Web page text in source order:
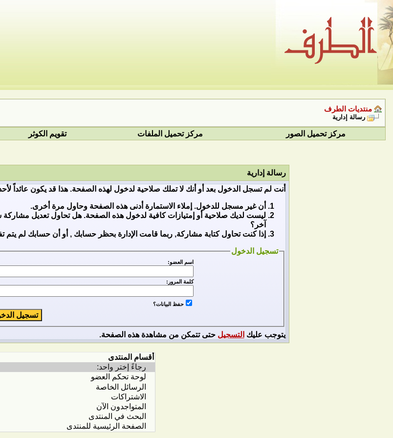
منتديات الطرف
رسالة إدارية
مركز تحميل الصور
مركز تحميل الملفات تقويم الكوثر
رسالة إدارية
أنت لم تسجل الدخول بعد أو أنك لا تملك صلاحية لدخول لهذه الصفحة. هذا قد يكون عائداً
أن غير مسجل للدخول. إملاء الاستمارة أدنى هذه الصفحة وحاول مرة أخرى.
ليست لديك صلاحية أو إمتيازات كافية لدخول هذه الصفحة. هل تحاول تعديل
آخر؟
إذا كنت تحاول كتابة مشاركة, ربما قامت الإدارة بحظر حسابك , أو أن حسابك لم يتم
تسجيل الدخول
اسم العضو:
كلمة المرور:
حفظ البيانات؟
يتوجب عليك التسجيل حتى تتمكن من مشاهدة هذه الصفحة.